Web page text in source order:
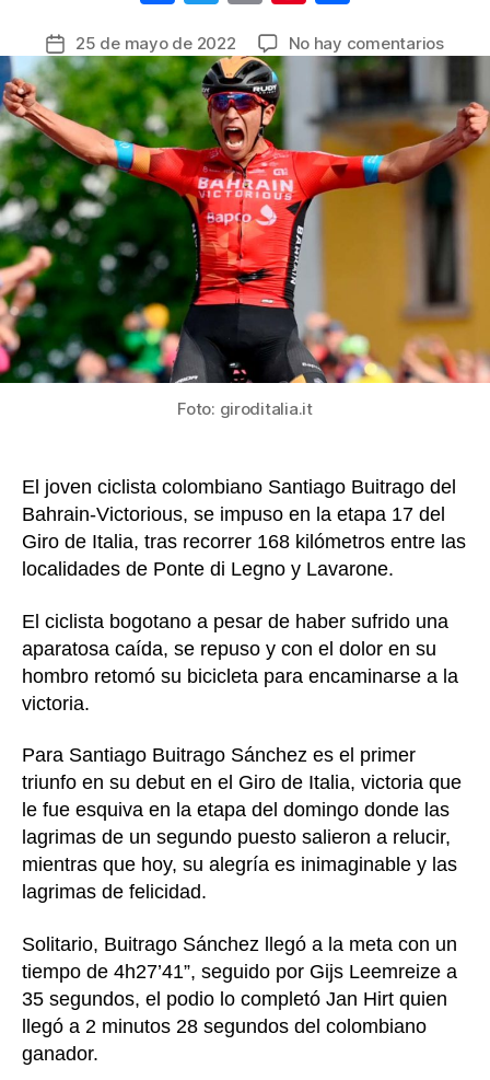
c
e
b
o
o
k
itt
er
ail er
st
m
p
ar
tir
Fecha
de
la
entrada
25 de mayo de 2022 No hay comentariosen
sufrió
una
caída,
de
la
etapa
17
Italia
Foto: giroditalia.it
El joven ciclista colombiano Santiago Buitrago del
Bahrain-Victorious, se impuso en la etapa 17 del
Giro de Italia, tras recorrer 168 kilómetros entre las
localidades de Ponte di Legno y Lavarone.
El ciclista bogotano a pesar de haber sufrido una
aparatosa caída, se repuso y con el dolor en su
hombro retomó su bicicleta para encaminarse a la
victoria.
Para Santiago Buitrago Sánchez es el primer
triunfo en su debut en el Giro de Italia, victoria que
le fue esquiva en la etapa del domingo donde las
lagrimas de un segundo puesto salieron a relucir,
mientras que hoy, su alegría es inimaginable y las
lagrimas de felicidad.
Solitario, Buitrago Sánchez llegó a la meta con un
tiempo de 4h27’41”, seguido por Gijs Leemreize a
35 segundos, el podio lo completó Jan Hirt quien
llegó a 2 minutos 28 segundos del colombiano
ganador.